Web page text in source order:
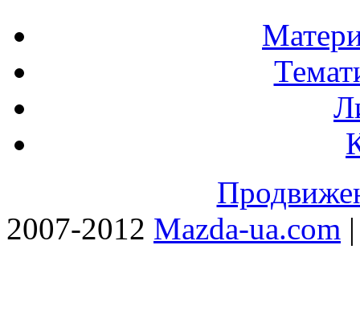
2007-2012 Mazda-ua.com